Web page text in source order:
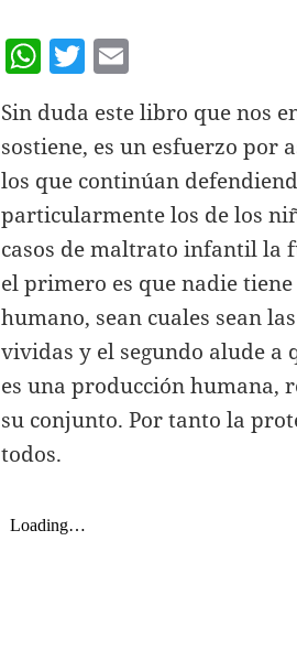
W
h
at
s
A
p
p
T
itt
er
m
ai
l
Sin duda este libro que nos
sostiene, es un esfuerzo por
los que continúan
particularmente los de los
casos de maltrato infantil la
el primero es que nadie
humano, sean cuales sean
vividas y el segundo alude a
es una producción humana,
su conjunto. Por tanto la
todos.